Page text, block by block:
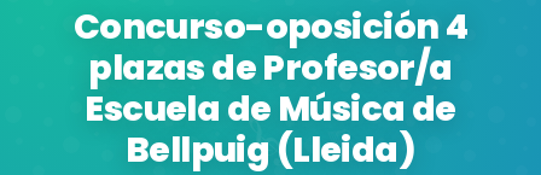
Concurso-oposición 4
plazas de Profesor/a
Escuela de Música de
Bellpuig (Lleida)